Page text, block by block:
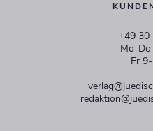
+49 30
Mo-
Fr